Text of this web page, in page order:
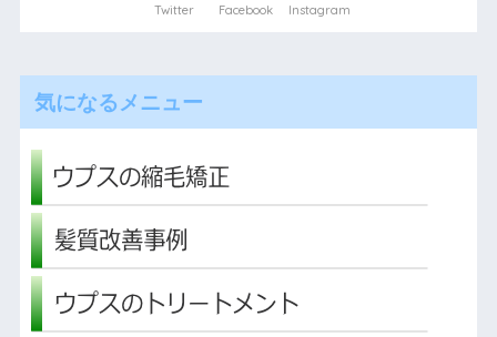
Twitter Facebook Instagram
気になるメニュー